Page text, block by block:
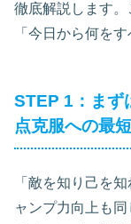
徹底解説します
「今日から何を
STEP 1：まず
点克服への最
「敵を知り己を
ャンプ力向上も